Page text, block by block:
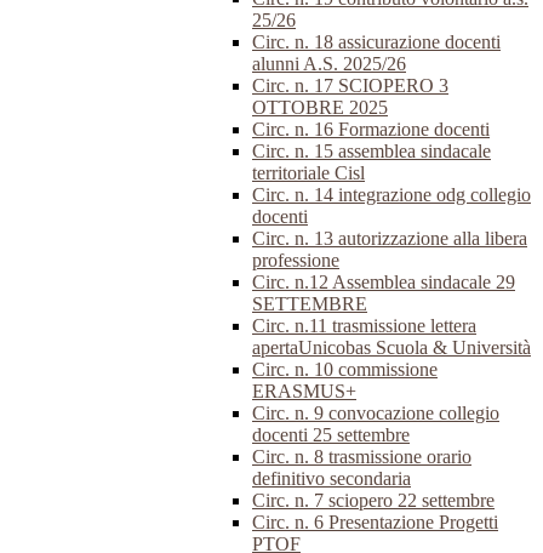
25/26
Circ. n. 18 assicurazione docenti
alunni A.S. 2025/26
Circ. n. 17 SCIOPERO 3
OTTOBRE 2025
Circ. n. 16 Formazione docenti
Circ. n. 15 assemblea sindacale
territoriale Cisl
Circ. n. 14 integrazione odg collegio
docenti
Circ. n. 13 autorizzazione alla libera
professione
Circ. n.12 Assemblea sindacale 29
SETTEMBRE
Circ. n.11 trasmissione lettera
apertaUnicobas Scuola & Università
Circ. n. 10 commissione
ERASMUS+
Circ. n. 9 convocazione collegio
docenti 25 settembre
Circ. n. 8 trasmissione orario
definitivo secondaria
Circ. n. 7 sciopero 22 settembre
Circ. n. 6 Presentazione Progetti
PTOF